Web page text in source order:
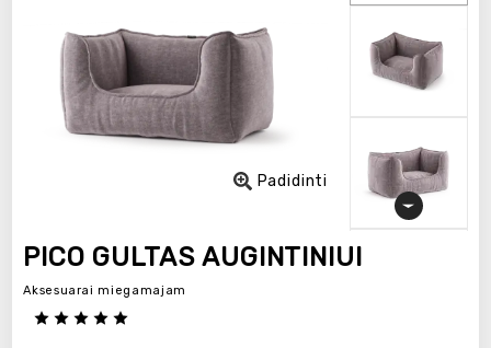
Padidinti
PICO GULTAS AUGINTINIUI
Aksesuarai miegamajam